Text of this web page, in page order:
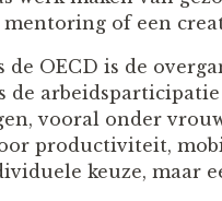
of een
OECD is de
de
vooral onder
productiviteit,
keuze, maar